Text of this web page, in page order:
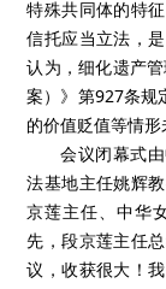
产清单制度；二
在与谈环节
度。立法应当规
女直系卑血亲、
承。其中，父母
定继承顺序要
位。孙子女包括
应当仅仅将其作
当提倡，但是通
法应当规定遗嘱